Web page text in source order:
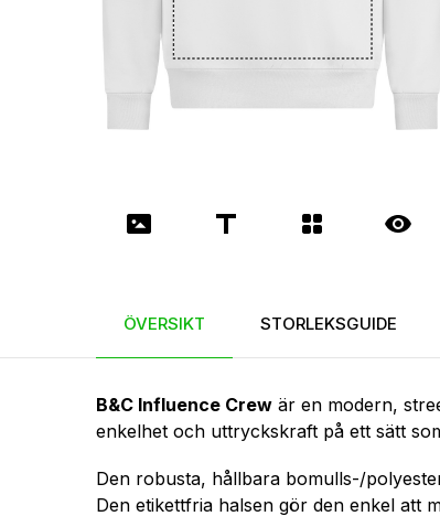
ÖVERSIKT STORLEKSGUIDE
B&C Influence Crew är en modern,
enkelhet och uttryckskraft på ett sätt
Den robusta, hållbara bomulls-/­
Den etikettfria halsen gör den enkel att